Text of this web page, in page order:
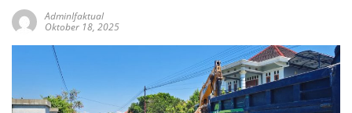
AdminIfaktual
Oktober 18, 2025